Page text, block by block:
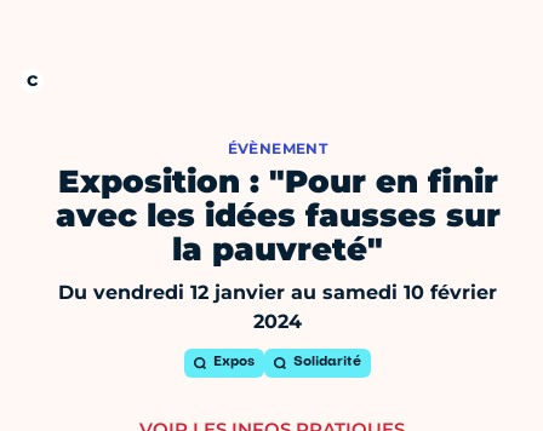
ÉVÈNEMENT
Exposition : "Pour en finir
avec les idées fausses sur
la pauvreté"
Du vendredi 12 janvier au samedi 10 février
2024
Expos Solidarité